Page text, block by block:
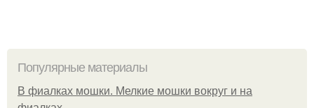
Популярные материалы
В фиалках мошки. Мелкие мошки вокруг и на